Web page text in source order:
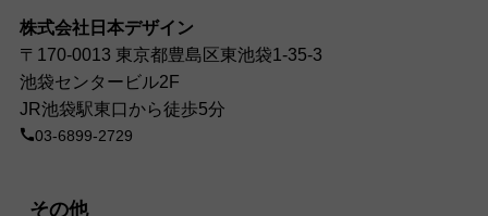
株式会社日本デザイン
〒170-0013 東京都豊島区東池袋1-35-3
池袋センタービル2F
JR池袋駅東口から徒歩5分
03-6899-2729
その他